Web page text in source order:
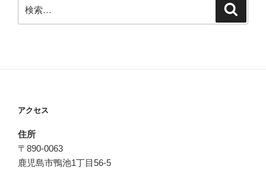
索:
アクセス
住所
〒890-0063
鹿児島市鴨池1丁目56-5